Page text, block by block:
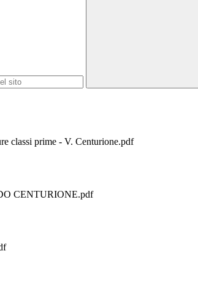
classi prime - V. Centurione.pdf
CENTURIONE.pdf